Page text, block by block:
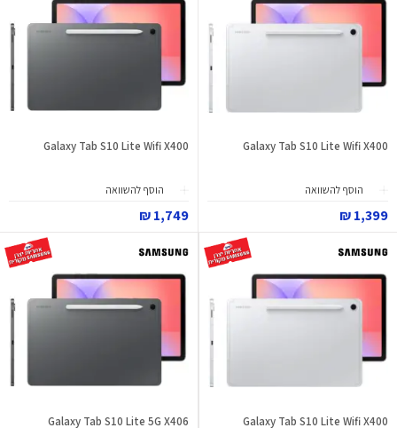
Galaxy Tab S10 Lite Wifi X400
הוסף להשוואה
1,399 ₪
Galaxy Tab S10 Lite Wifi X400
הוסף להשוואה
1,749 ₪
Galaxy Tab S10 Lite Wifi X400
Galaxy Tab S10 Lite 5G X406